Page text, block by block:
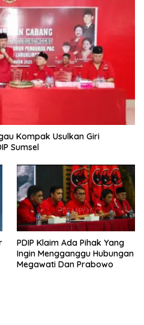
Kompak Usulkan Giri
Sumsel
PDIP Klaim Ada Pihak Yang
Ingin Mengganggu Hubungan
Megawati Dan Prabowo